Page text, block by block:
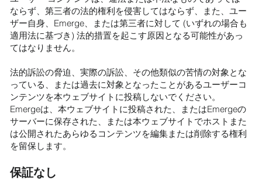
ならず、第三者の法的権利を侵害してはならず、また、ユー
ザー自身、Emerge、または第三者に対して (いずれの場合も
適用法に基づき) 法的措置を起こす原因となる可能性があっ
てはなりません。
法的訴訟の脅迫、実際の訴訟、その他類似の苦情の対象とな
っている、または過去に対象となったことがあるユーザーコ
ンテンツを本ウェブサイトに投稿しないでください。
Emergeは、本ウェブサイトに投稿された、またはEmergeの
サーバーに保存された、または本ウェブサイトでホストまた
は公開されたあらゆるコンテンツを編集または削除する権利
を留保します。
保証なし